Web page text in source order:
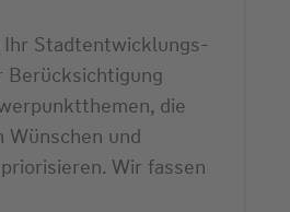
Ihr Stadtentwicklungs­
Berücksichtigung
die
Wünschen und
Wir fassen